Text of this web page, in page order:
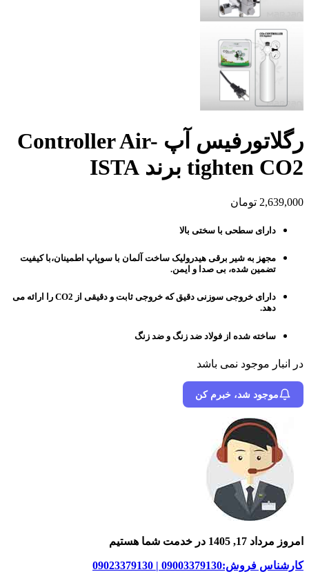
رگلاتورفیس آپ Controller Air-
tighten CO2 برند ISTA
2,639,000 تومان
دارای سطحی با سختی بالا
مجهز به شیر برقی هیدرولیک ساخت آلمان با سوپاپ اطمینان،با کیفیت
تضمین شده، بی صدا و ایمن.
دارای خروجی سوزنی دقیق که خروجی ثابت و دقیقی از CO2 را ارائه می
دهد.
ساخته شده از فولاد ضد زنگ و ضد زنگ
در انبار موجود نمی باشد
موجود شد، خبرم کن
امروز مرداد 17, 1405 در خدمت شما هستیم
کارشناس فروش:09003379130 | 09023379130